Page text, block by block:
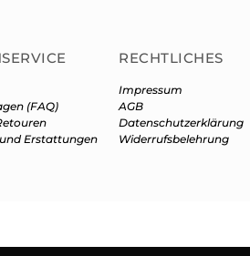
(FAQ)
Erstattungen
RECHTLICHES
Impressum
AGB
Datenschutzerklärung
Widerrufsbelehrung